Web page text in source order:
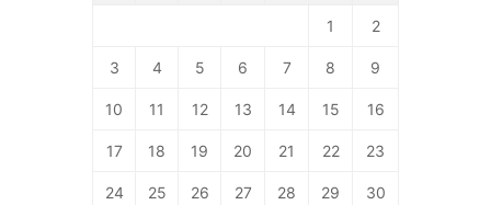
1 2
3 4 5 6 7 8 9
10 11 12 13 14 15 16
17 18 19 20 21 22 23
24 25 26 27 28 29 30